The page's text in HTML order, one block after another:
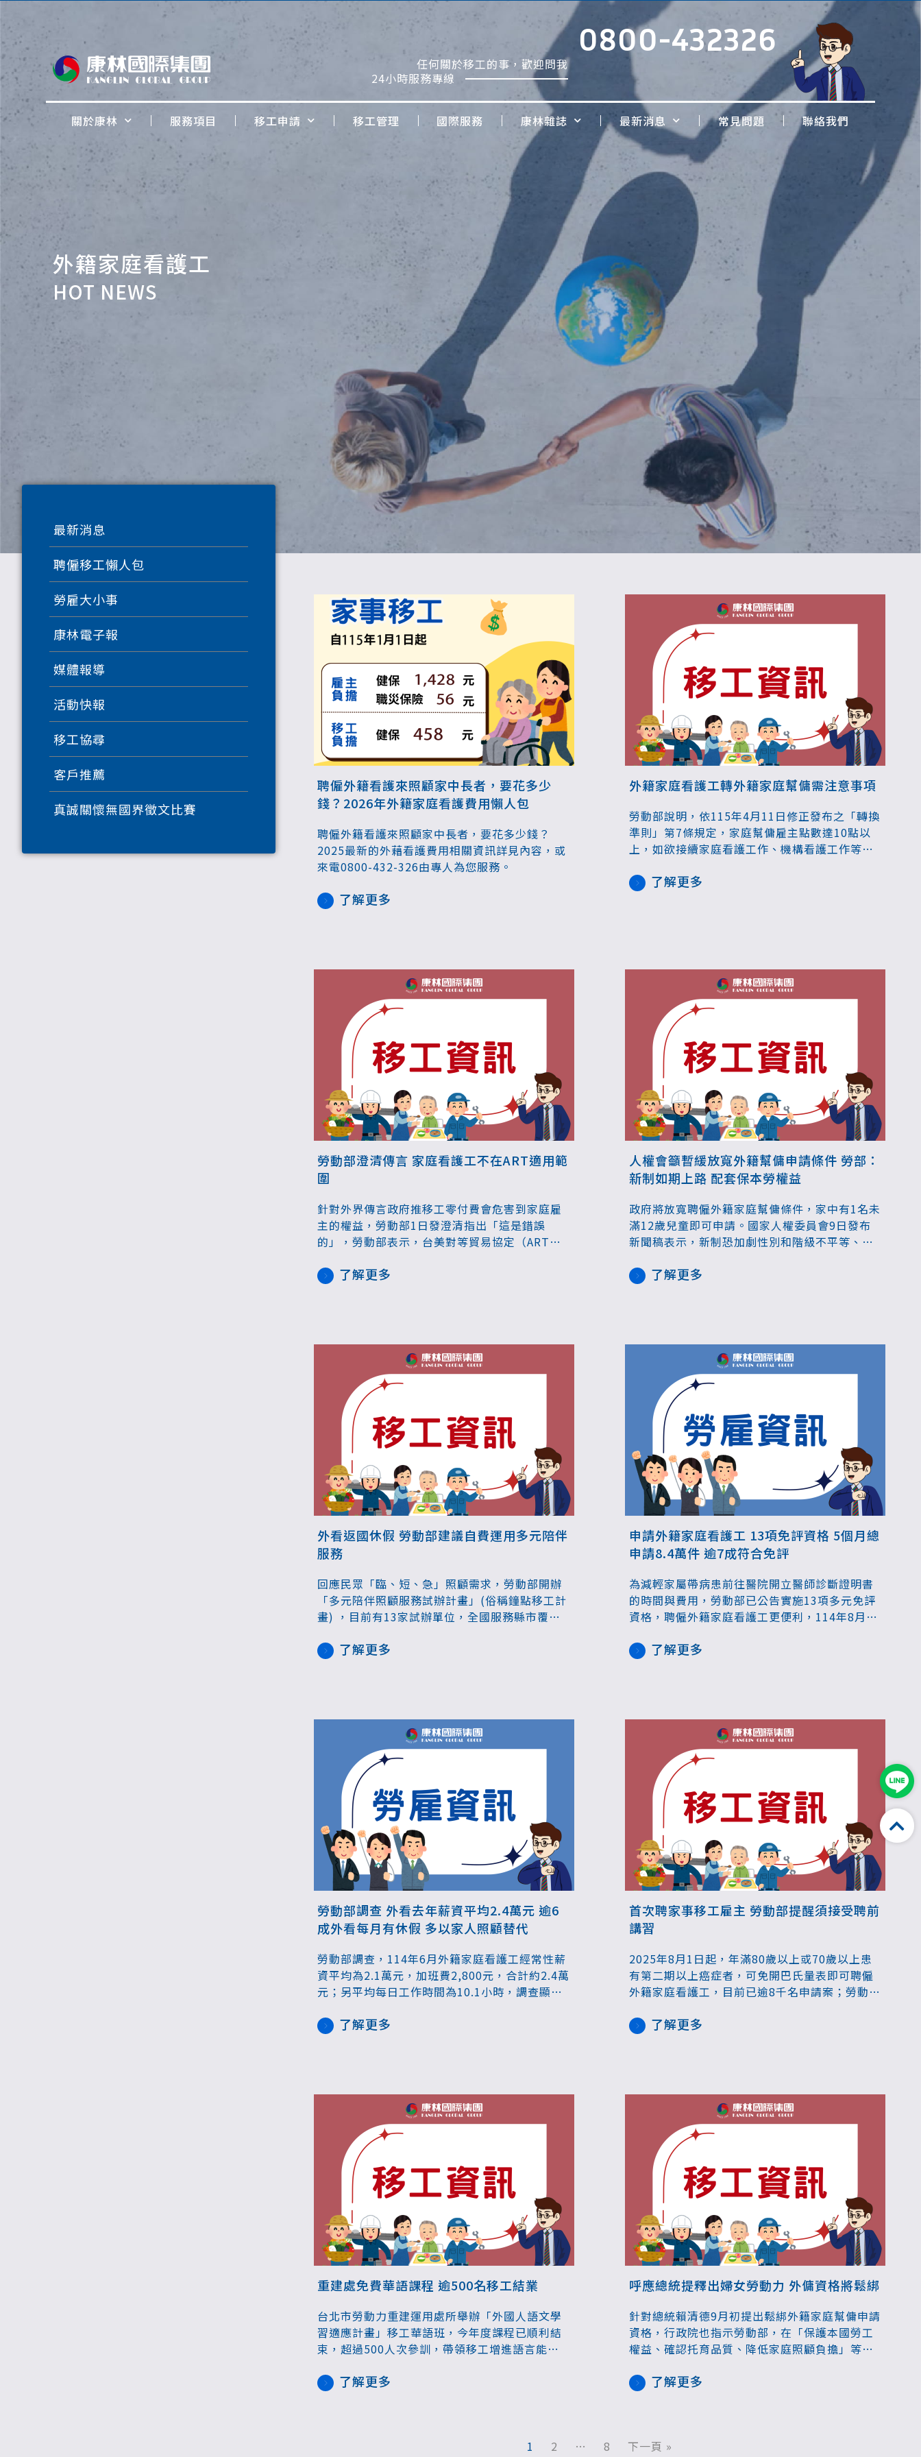
任何關於移工的事，歡迎問我
24小時服務專線
0800-432326
關於康林 服務項目 移工申請 移工管理 國際服務 康林雜誌 最新消息 常見問題 聯絡我們
外籍家庭看護工
HOT NEWS
最新消息
聘僱移工懶人包
勞雇大小事
康林電子報
媒體報導
活動快報
移工協尋
客戶推薦
真誠關懷無國界徵文比賽
聘僱外籍看護來照顧家中長者，要花多少
錢？2026年外籍家庭看護費用懶人包
聘僱外籍看護來照顧家中長者，要花多少錢？
2025最新的外藉看護費用相關資訊詳見內容，或
來電0800-432-326由專人為您服務。
了解更多
外籍家庭看護工轉外籍家庭幫傭需注意事項
勞動部說明，依115年4月11日修正發布之「轉換
準則」第7條規定，家庭幫傭雇主點數達10點以
上，如欲接續家庭看護工作、機構看護工作等從
或由公立就業服務機構開立接續聘僱證明，不受
了解更多
勞動部澄清傳言 家庭看護工不在ART適用範
圍
針對外界傳言政府推移工零付費會危害到家庭雇
主的權益，勞動部1日發澄清指出「這是錯誤
的」，勞動部表示，台美對等貿易協定（ART）
製造業及漁撈業移工做出承諾，ART上並沒有包
了解更多
人權會籲暫緩放寬外籍幫傭申請條件 勞部：
新制如期上路 配套保本勞權益
政府將放寬聘僱外籍家庭幫傭條件，家中有1名未
滿12歲兒童即可申請。國家人權委員會9日發布
新聞稿表示，新制恐加劇性別和階級不平等、衝
照顧體系。對此勞動部回應，新制為因應少子女
了解更多
外看返國休假 勞動部建議自費運用多元陪伴
服務
回應民眾「臨、短、急」照顧需求，勞動部開辦
「多元陪伴照顧服務試辦計畫」(俗稱鐘點移工計
畫) ，目前有13家試辦單位，全國服務縣市覆蓋
看護工返國休假，民眾可透過該計畫補足照顧空
了解更多
申請外籍家庭看護工 13項免評資格 5個月總
申請8.4萬件 逾7成符合免評
為減輕家屬帶病患前往醫院開立醫師診斷證明書
的時間與費用，勞動部已公告實施13項多元免評
資格，聘僱外籍家庭看護工更便利，114年8月至
件，符合免評資格的申請件數逾7成。
了解更多
勞動部調查 外看去年薪資平均2.4萬元 逾6
成外看每月有休假 多以家人照顧替代
勞動部調查，114年6月外籍家庭看護工經常性薪
資平均為2.1萬元，加班費2,800元，合計約2.4萬
元；另平均每日工作時間為10.1小時，調查顯示
案近7成是以家人照顧為主。
了解更多
首次聘家事移工雇主 勞動部提醒須接受聘前
講習
2025年8月1日起，年滿80歲以上或70歲以上患
有第二期以上癌症者，可免開巴氏量表即可聘僱
外籍家庭看護工，目前已逾8千名申請案；勞動部
護工作或家庭幫傭前，需參加聘前講習，聘前講
了解更多
重建處免費華語課程 逾500名移工結業
台北市勞動力重建運用處所舉辦「外國人語文學
習適應計畫」移工華語班，今年度課程已順利結
束，超過500人次參訓，帶領移工增進語言能
定。了解更多
呼應總統提釋出婦女勞動力 外傭資格將鬆綁
針對總統賴清德9月初提出鬆綁外籍家庭幫傭申請
資格，行政院也指示勞動部，在「保護本國勞工
權益、確認托育品質、降低家庭照顧負擔」等前
出，外籍家庭幫傭評點制年齡將放寬，同時呼應
了解更多
1 2 … 8 下一頁 »